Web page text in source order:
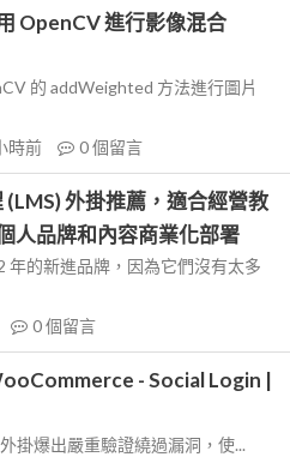
OpenCV 進行影像混合
的 addWeighted 方法進行圖片
時前 0個留言
外掛推薦，適合經營教
人品牌和內容商業化部署
的新進品牌，因為它們沒有太多
0個留言
- Social Login |
掛爆出嚴重驗證繞過漏洞，使...